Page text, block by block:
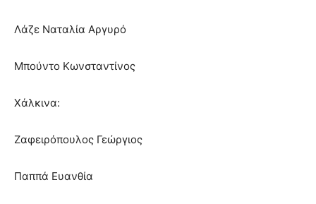
Λάζε Ναταλία Αργυρό
Μπούντο Κωνσταντίνος
Χάλκινα:
Ζαφειρόπουλος Γεώργιος
Παππά Ευανθία